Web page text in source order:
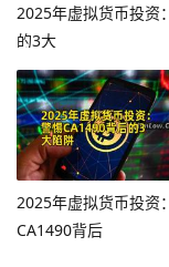
2025年虚拟货币投资
的3大
2025年虚拟货币投资
CA1490背后